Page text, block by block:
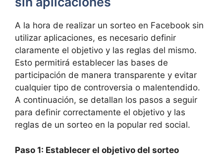
A la hora de realizar un sorteo en Facebook sin
utilizar aplicaciones, es necesario definir
claramente el objetivo y las reglas del mismo.
Esto permitirá establecer las bases de
participación de manera transparente y evitar
cualquier tipo de controversia o malentendido.
A continuación, se detallan los pasos a seguir
para definir correctamente el objetivo y las
reglas de un sorteo en la popular red social.
Paso 1: Establecer el objetivo del sorteo